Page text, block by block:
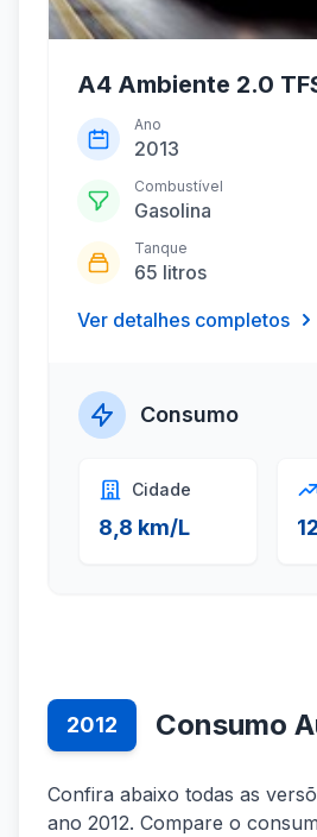
A4 Ambiente 2.0
Ano
2013
Combustível
Gasolina
Tanque
65 litros
Ver detalhes completos
Consumo
Cidade
8,8 km/L
2012 Consumo
Confira abaixo todas as
ano 2012. Compare o